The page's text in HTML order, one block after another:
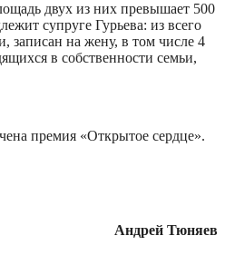
двух из них превышает 500
супруге Гурьева: из всего
записан на жену, в том числе 4
в собственности семьи,
премия «Открытое сердце».
Андрей Тюняев